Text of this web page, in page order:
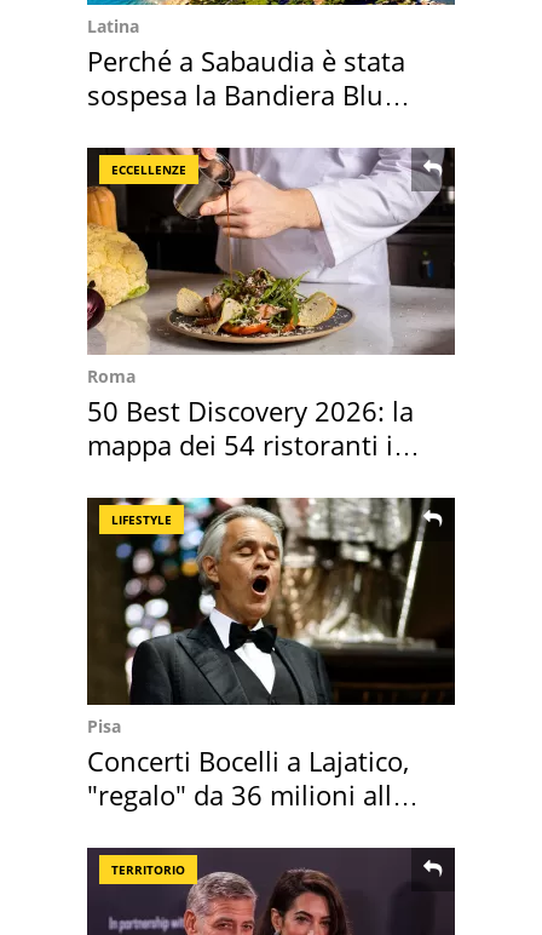
Latina
Perché a Sabaudia è stata
sospesa la Bandiera Blu
ECCELLENZE
Roma
50 Best Discovery 2026: la
mappa dei 54 ristoranti in
LIFESTYLE
Pisa
Concerti Bocelli a Lajatico,
"regalo" da 36 milioni alla
TERRITORIO